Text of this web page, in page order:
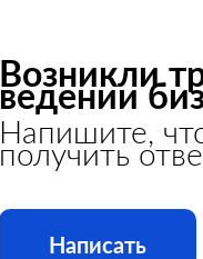
Возникли
ведении
Напишите,
получить
Написать